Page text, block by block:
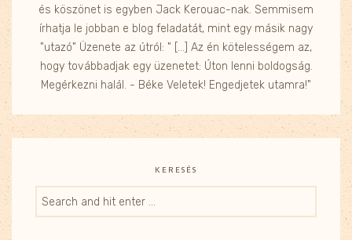
és köszönet is egyben Jack Kerouac-nak. Semmisem
írhatja le jobban e blog feladatát, mint egy másik nagy
"utazó" Üzenete az útról: " [...] Az én kötelességem az,
hogy továbbadjak egy üzenetet: Úton lenni boldogság.
Megérkezni halál. - Béke Veletek! Engedjetek utamra!"
KERESÉS